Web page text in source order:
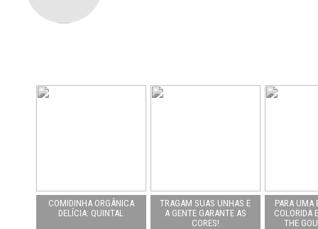
COMIDINHA ORGÂNICA
DELÍCIA: QUINTAL
TRAGAM SUAS UNHAS E
A GENTE GARANTE AS
CORES!
PARA UMA
COLORIDA
THE